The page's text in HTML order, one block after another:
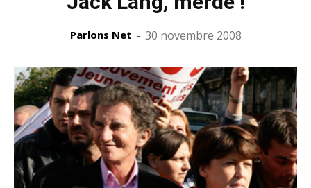
Parlons Net - 30 novembre 2008